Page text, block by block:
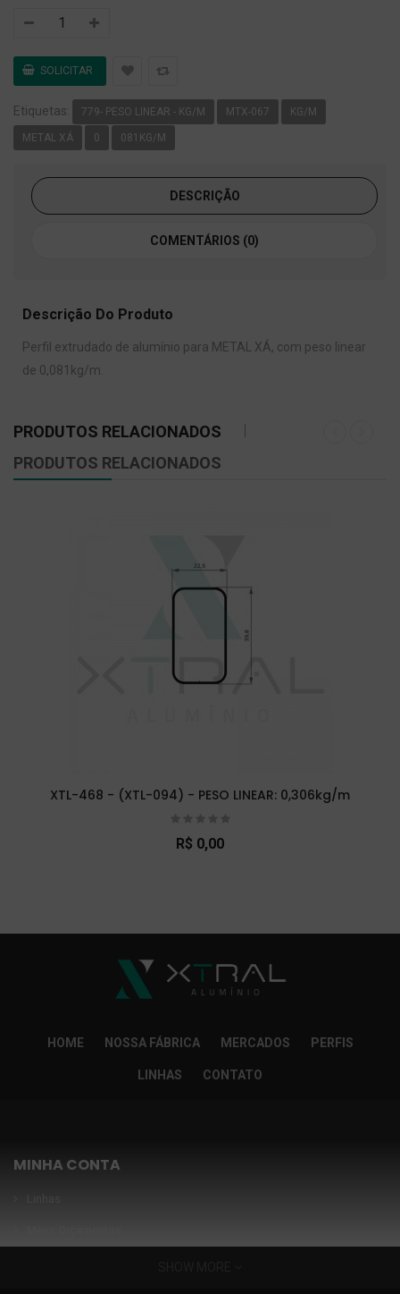
Etiquetas: 779- PESO LINEAR - KG/M MTX-067 KG/M
METAL XÁ 0 081KG/M
DESCRIÇÃO
COMENTÁRIOS (0)
Descrição Do Produto
Perfil extrudado de alumínio para METAL XÁ, com peso linear
de 0,081kg/m.
PRODUTOS RELACIONADOS
PRODUTOS RELACIONADOS
XTL-468 - (XTL-094) - PESO LINEAR: 0,306kg/m
R$ 0,00
HOME NOSSA FÁBRICA MERCADOS PERFIS
LINHAS CONTATO
MINHA CONTA